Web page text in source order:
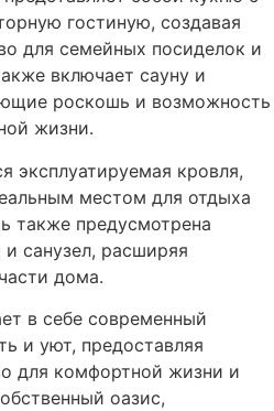
гостиную, создавая
для семейных посиделок и
включает сауну и
роскошь и возможность
жизни.
эксплуатируемая кровля,
местом для отдыха
также предусмотрена
санузел, расширяя
дома.
в себе современный
и уют, предоставляя
для комфортной жизни и
оазис,